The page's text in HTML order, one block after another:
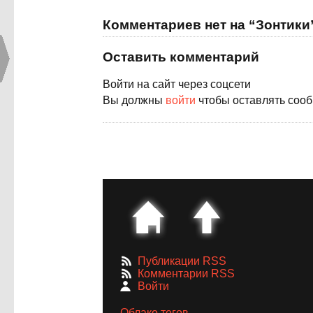
Комментариев нет на
Оставить комментарий
Войти на сайт через соцсети
Вы должны войти чтобы оставлять
Публикации RSS
Комментарии RSS
Войти